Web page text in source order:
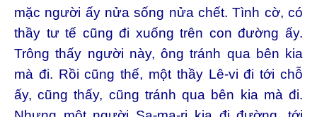
mặc người ấy nửa sống nửa chết. Tình cờ, có
thầy tư tế cũng đi xuống trên con đường ấy.
Trông thấy người này, ông tránh qua bên kia
mà đi. Rồi cũng thế, một thầy Lê-vi đi tới chỗ
ấy, cũng thấy, cũng tránh qua bên kia mà đi.